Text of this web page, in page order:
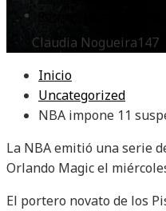
Claudia Nogueira147
Inicio
Uncategorized
NBA impone 11
La NBA emitió una serie
Orlando Magic el
El portero novato de los